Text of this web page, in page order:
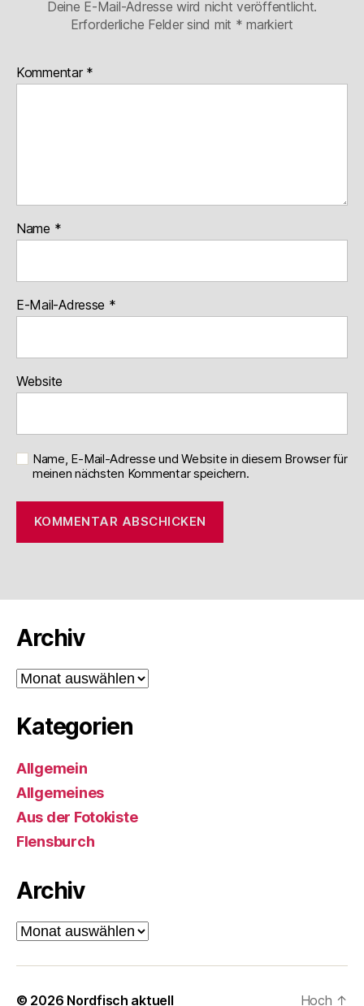
Deine E-Mail-Adresse wird nicht veröffentlicht.
Erforderliche Felder sind mit * markiert
Kommentar *
Name *
E-Mail-Adresse *
Website
Name, E-Mail-Adresse und Website in diesem Browser für
meinen nächsten Kommentar speichern.
Archiv
Archiv
Kategorien
Allgemein
Allgemeines
Aus der Fotokiste
Flensburch
Archiv
Archiv
© 2026 Nordfisch aktuell Hoch ↑